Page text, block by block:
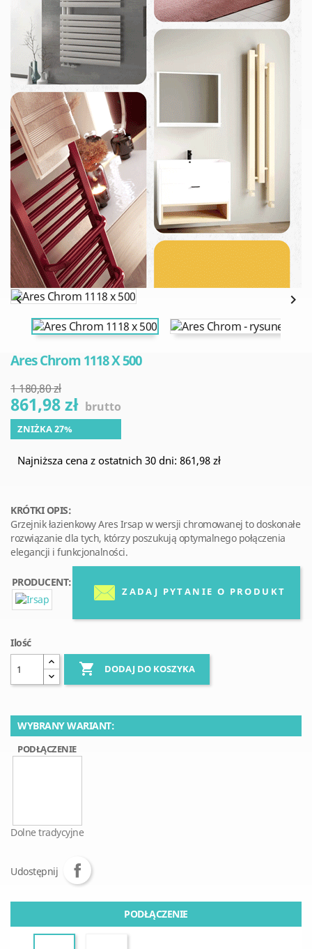
 
Ares Chrom 1118 X 500
1 180,80 zł
861,98 zł brutto
ZNIŻKA 27%
Najniższa cena z ostatnich 30 dni: 861,98 zł
KRÓTKI OPIS:
Grzejnik łazienkowy Ares Irsap w wersji chromowanej to doskonałe
rozwiązanie dla tych, którzy poszukują optymalnego połączenia
elegancji i funkcjonalności.
PRODUCENT:
ZADAJ PYTANIE O PRODUKT
Ilość
 DODAJ DO KOSZYKA
WYBRANY WARIANT:
PODŁĄCZENIE
Dolne tradycyjne
Udostępnij
PODŁĄCZENIE